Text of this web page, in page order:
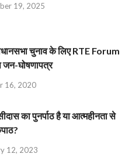
19, 2025
चुनाव के लिए RTE Forum
जन-घोषणापत्र
16, 2020
का पुनर्पाठ है या आत्महीनता से
12, 2023